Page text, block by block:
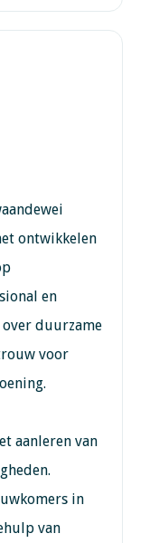
ontwikkelen
en
duurzame
voor
aanleren van
in
van